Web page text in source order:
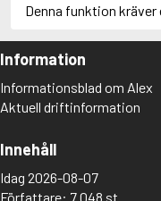
Alex Cross
Alex Delaware
Alex McKnight
Alex Morrow
Alex Recht
Alix London
Am Hunter
Amanda Pharrell
Denna funktion
Information
Informationsblad om Alex
Aktuell driftinformation
Innehåll
Idag 2026-08-07
Författare: 7 048 st